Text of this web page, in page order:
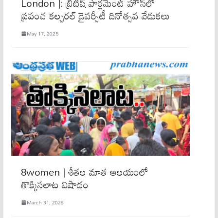
ప్రపంచ క‌ల్చ‌ర‌ల్ డైవ‌ర్సీటీ దినోత్స‌వ వేడుక‌లు
May 17, 2025
8women | శీతల మాత ఆలయంలో
తొక్కిసలాట విషాదం
March 31, 2026